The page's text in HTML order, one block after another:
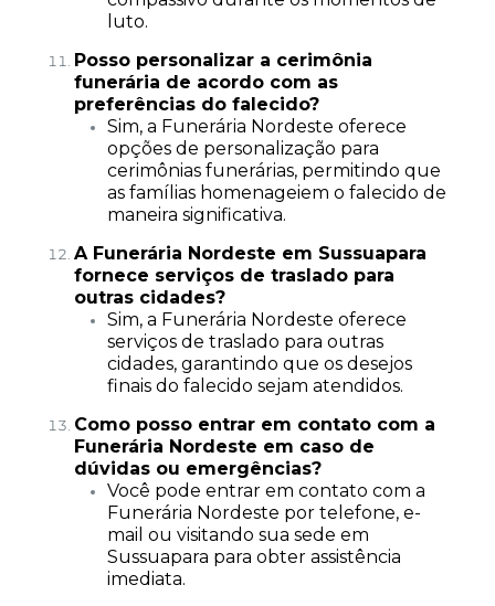
luto.
Posso personalizar a cerimônia
funerária de acordo com as
preferências do falecido?
Sim, a Funerária Nordeste oferece
opções de personalização para
cerimônias funerárias, permitindo que
as famílias homenageiem o falecido de
maneira significativa.
A Funerária Nordeste em Sussuapara
fornece serviços de traslado para
outras cidades?
Sim, a Funerária Nordeste oferece
serviços de traslado para outras
cidades, garantindo que os desejos
finais do falecido sejam atendidos.
Como posso entrar em contato com a
Funerária Nordeste em caso de
dúvidas ou emergências?
Você pode entrar em contato com a
Funerária Nordeste por telefone, e-
mail ou visitando sua sede em
Sussuapara para obter assistência
imediata.